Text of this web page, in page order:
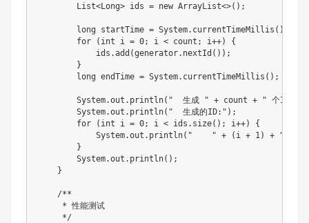
        List<Long> ids = new ArrayList<>();
        long startTime = System.currentTimeMillis();
        for (int i = 0; i < count; i++) {
            ids.add(generator.nextId());
        }
        long endTime = System.currentTimeMillis();
System.out.println("  生成 " + count + " 个ID耗
        System.out.println("  生成的ID:");
        for (int i = 0; i < ids.size(); i++) {
System.out.println("    " + (i + 1) + ": "
        }
        System.out.println();
    }
    /**
     * 性能测试
     */